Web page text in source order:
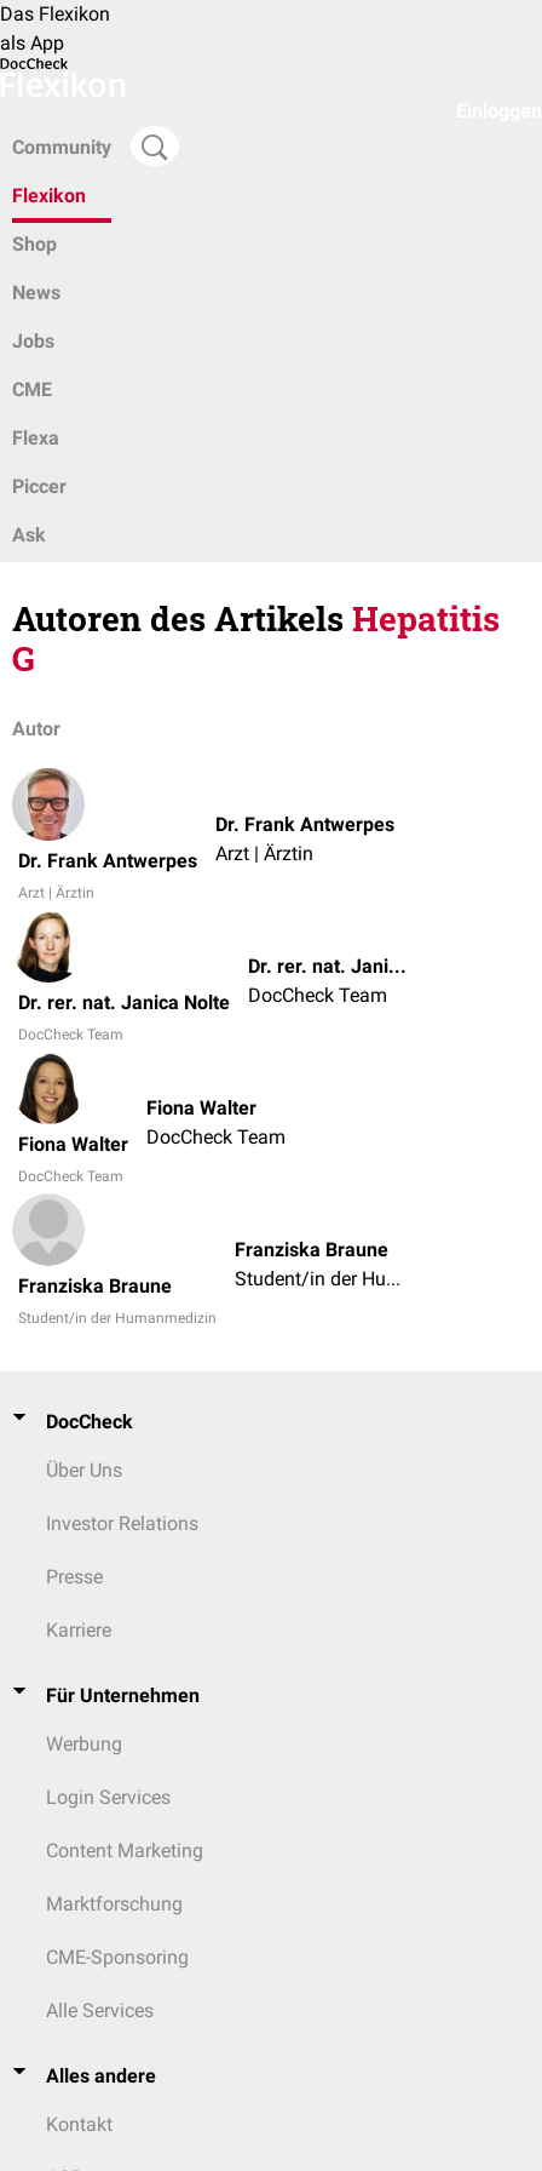
Das Flexikon
als App
Community
Flexikon
Shop
News
Jobs
CME
Flexa
Piccer
Ask
Autoren des ArtikelsHepatitis
G
Autor
Dr. Frank Antwerpes
Arzt | Ärztin
Dr. Frank Antwerpes
Arzt | Ärztin
Dr. rer. nat. Janica Nolte
DocCheck Team
Dr. rer. nat. Janica Nolte
DocCheck Team
Fiona Walter
DocCheck Team
Fiona Walter
DocCheck Team
Franziska Braune
Student/in der Humanmedizin
Franziska Braune
Student/in der Humanmedizin
DocCheck
Über Uns
Investor Relations
Presse
Karriere
Für Unternehmen
Werbung
Login Services
Content Marketing
Marktforschung
CME-Sponsoring
Alle Services
Alles andere
Kontakt